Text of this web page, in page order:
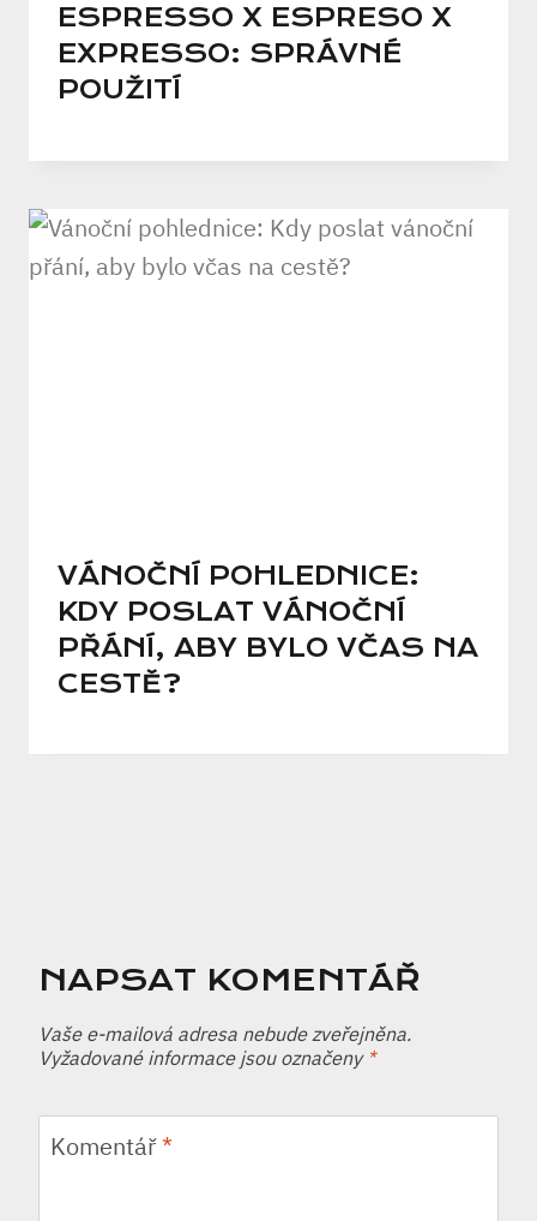
ESPRESSO X ESPRESO X
EXPRESSO: SPRÁVNÉ
POUŽITÍ
VÁNOČNÍ POHLEDNICE:
KDY POSLAT VÁNOČNÍ
PŘÁNÍ, ABY BYLO VČAS NA
CESTĚ?
NAPSAT KOMENTÁŘ
Vaše e-mailová adresa nebude zveřejněna.
Vyžadované informace jsou označeny *
Komentář*